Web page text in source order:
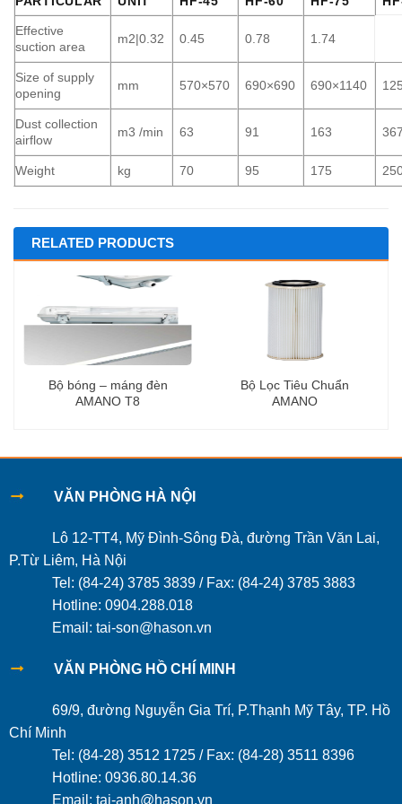
Effective
suction area
m2|0.32 0.45 0.78 1.74
Size of supply
opening
mm 570×570 690×690 690×1140
Dust collection
airflow
m3 /min 63 91 163
Weight kg 70 95 175
RELATED PRODUCTS
Bộ bóng – máng đèn
AMANO T8
Bộ Lọc Tiêu Chuẩn
AMANO
VĂN PHÒNG HÀ NỘI
Lô 12-TT4, Mỹ Đình-Sông Đà, đường Trần Văn Lai,
P.Từ Liêm, Hà Nội
Tel: (84-24) 3785 3839 / Fax: (84-24) 3785 3883
Hotline: 0904.288.018
Email: tai-son@hason.vn
VĂN PHÒNG HỒ CHÍ MINH
69/9, đường Nguyễn Gia Trí, P.Thạnh Mỹ Tây, TP. Hồ
Chí Minh
Tel: (84-28) 3512 1725 / Fax: (84-28) 3511 8396
Hotline: 0936.80.14.36
Email: tai-anh@hason.vn